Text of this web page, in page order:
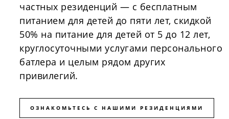
частных резиденций — с бесплатным
питанием для детей до пяти лет, скидкой
50% на питание для детей от 5 до 12 лет,
круглосуточными услугами персонального
батлера и целым рядом других
привилегий.
ОЗНАКОМЬТЕСЬ С НАШИМИ РЕЗИДЕНЦИЯМИ